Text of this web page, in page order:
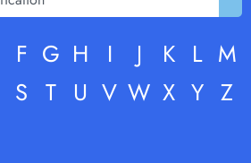
F G H I J K L M
S T U V W X Y Z